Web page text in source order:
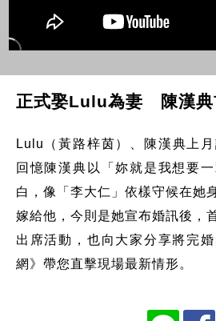
正式娶Lulu為妻 陳漢典
Lulu（黃路梓茵）、陳漢典上
回憶陳漢典以「妳就是我想要
白，像「李大仁」依樣守候在她
嫁給他，今則是她宣布婚訊後，
出席活動，也向大家分享將完
網》帶您直擊現場最新情形。